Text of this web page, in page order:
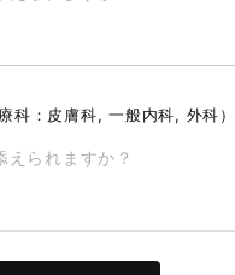
科：皮膚科, 一般内科, 外科）
られますか？